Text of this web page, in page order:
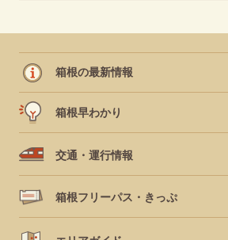
箱根の最新情報
箱根早わかり
交通・運行情報
箱根フリーパス・きっぷ